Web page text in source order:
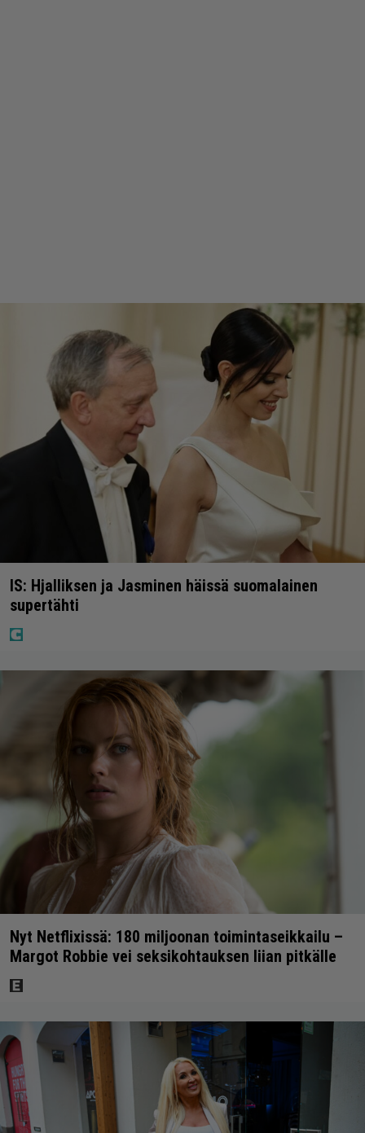
IS: Hjalliksen ja Jasminen häissä suomalainen
supertähti
Nyt Netflixissä: 180 miljoonan toimintaseikkailu –
Margot Robbie vei seksikohtauksen liian pitkälle